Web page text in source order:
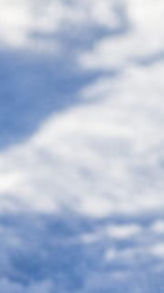
Triathlon
Les 14 mars 2026
grands
vendredi et
Le petit plus vous
l’Italie alors «